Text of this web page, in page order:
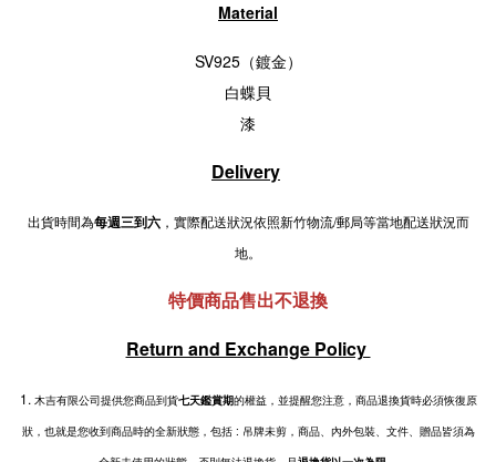
Material
SV925（鍍金）
白蝶貝
漆
Delivery
出貨時間為每週三到六，實際配送狀況依照新竹物流/郵局等當地配送狀況而
地。
特價商品售出不退換
Return and Exchange Policy
1. 木吉有限公司提供您商品到貨七天鑑賞期的權益，並提醒您注意，商品退換貨時必須恢復原
狀，也就是您收到商品時的全新狀態，包括 : 吊牌未剪，商品、內外包裝、文件、贈品皆須為